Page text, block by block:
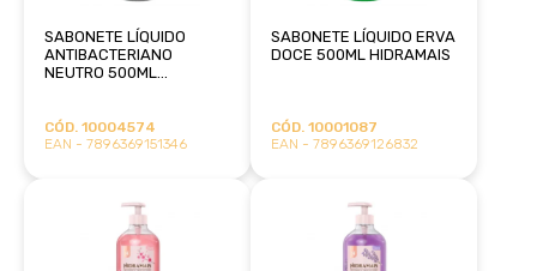
SABONETE LÍQUIDO
ANTIBACTERIANO
NEUTRO 500ML
CÓD. 10004574
EAN - 7896369151346
SABONETE LÍQUIDO ERVA
DOCE 500ML HIDRAMAIS
CÓD. 10001087
EAN - 7896369126832